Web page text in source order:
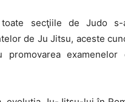
secţiile de Judo s-
de Ju Jitsu, aceste
promovarea examenelor